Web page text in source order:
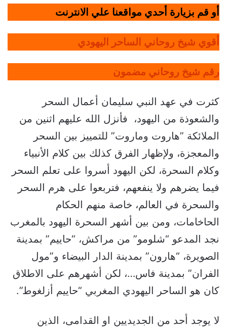
أو قم بزيارة أحدي مواقعنا علي الانترنت
أقوي شيخ روحاني الساحر اليهودي
رقم شيخ روحاني مضمون
كثرت في عهد النبي سليمان أعمال السحر
والشعوذة من اليهود، فأنزل الله عليهم اثنين من
الملائكة ”هاروت وماروت” للتمييز بين السحر
والمعجزة، ولإظهار الفرق كذلك بين كلام الأنبياء
وكلام السحرة، لكن اليهود أسروا على تعلم السحر
فيما يضرهم ولا ينفعهم، فتربعوا على هرم السحر
والسحرة في العالم، خاصة منهم الحكام
الحاخامات، ومن بين أشهر السحرة اليهود بالمغرب
نجد المدعو “شلومو” من مراكش، “حاييم” بمدينة
الصويرة، “هارون” بمدينة الدار البيضاء و”مول
الفران” بمدينة فاس…، لكن أشهرهم على الاطلاق
كان هو الساحر اليهودي المغربي “حاييم أزلغوط”.
لا يوجد أحد من الجديديين او القدامى، الذين